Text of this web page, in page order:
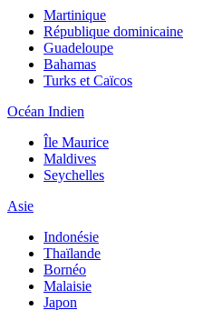
Martinique
République dominicaine
Guadeloupe
Bahamas
Turks et Caïcos
Océan Indien
Île Maurice
Maldives
Seychelles
Asie
Indonésie
Thaïlande
Bornéo
Malaisie
Japon